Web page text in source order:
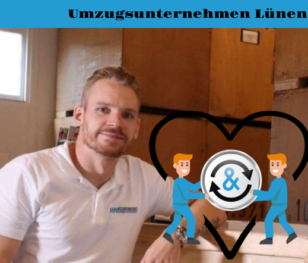
Umzugsunternehmen Lünen